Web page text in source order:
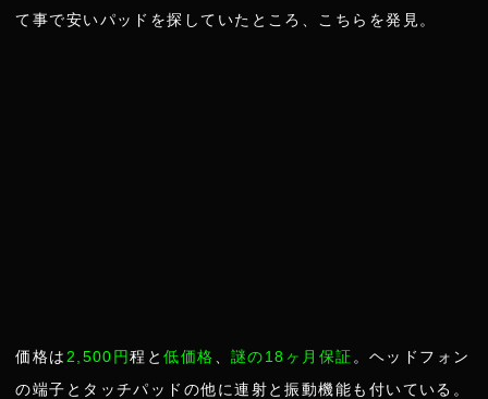
て事で安いパッドを探していたところ、こちらを発見。
価格は 2,500円程と低価格 、謎の18ヶ月保証 。ヘッドフォン
の端子とタッチパッドの他に連射と振動機能も付いている。